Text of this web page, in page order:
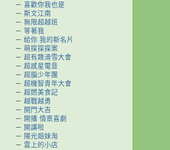
－ 喜歡你我也是
－ 斯文江南
－ 無限超越班
－ 等著我
－ 給你 我的新名片
－ 萌探探探案
－ 超有趣滑雪大會
－ 超感星電音
－ 超腦少年團
－ 超機智青年大會
－ 超燃美食記
－ 越戰越勇
－ 開門大吉
－ 開播 情景喜劇
－ 開講啦
－ 陽光姐妹淘
－ 雲上的小店